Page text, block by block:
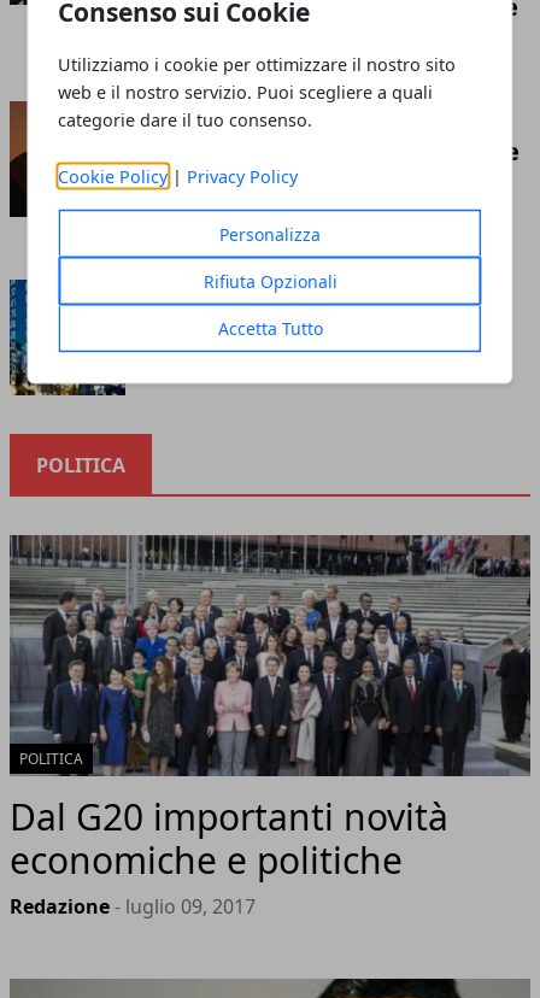
Consenso sui Cookie
Utilizziamo i cookie per ottimizzare il nostro sito
web e il nostro servizio. Puoi scegliere a quali
categorie dare il tuo consenso.
Cookie Policy | Privacy Policy
Personalizza
Rifiuta Opzionali
Accetta Tutto
competizione economica globale
Insufflaggio nell’edilizia: ecco
cos’è e tutto ciò che c’è da sapere
riguardo questa tecnica
Cosa sapere prima di investire
nella borsa online
POLITICA
POLITICA
Dal G20 importanti novità
economiche e politiche
Redazione- luglio 09, 2017